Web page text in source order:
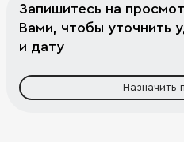
Запишитесь на
Вами, чтобы уточнить
и дату
Назначить